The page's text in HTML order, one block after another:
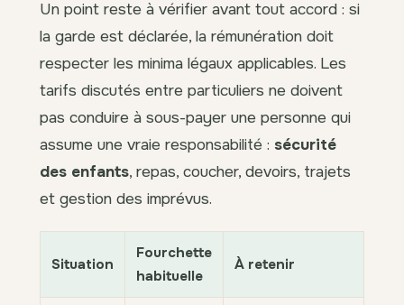
Un point reste à vérifier avant tout accord : si
la garde est déclarée, la rémunération doit
respecter les minima légaux applicables. Les
tarifs discutés entre particuliers ne doivent
pas conduire à sous-payer une personne qui
assume une vraie responsabilité : sécurité
des enfants, repas, coucher, devoirs, trajets
et gestion des imprévus.
Situation
Fourchette
habituelle
À retenir